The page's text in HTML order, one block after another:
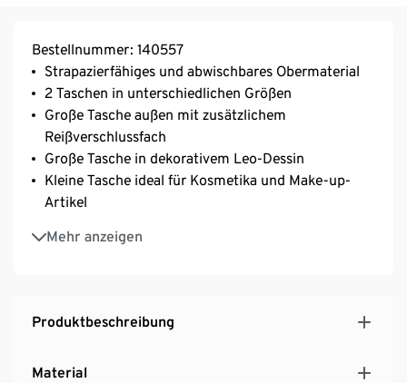
Bestellnummer: 140557
Strapazierfähiges und abwischbares Obermaterial
2 Taschen in unterschiedlichen Größen
Große Tasche außen mit zusätzlichem
Reißverschlussfach
Große Tasche in dekorativem Leo-Dessin
Kleine Tasche ideal für Kosmetika und Make-up-
Artikel
Mehr anzeigen
Futter mit wasserabweisender Imprägnierung
Ideal auf Reisen, beim Sport oder für mehr Ordnung
Produktbeschreibung
Material